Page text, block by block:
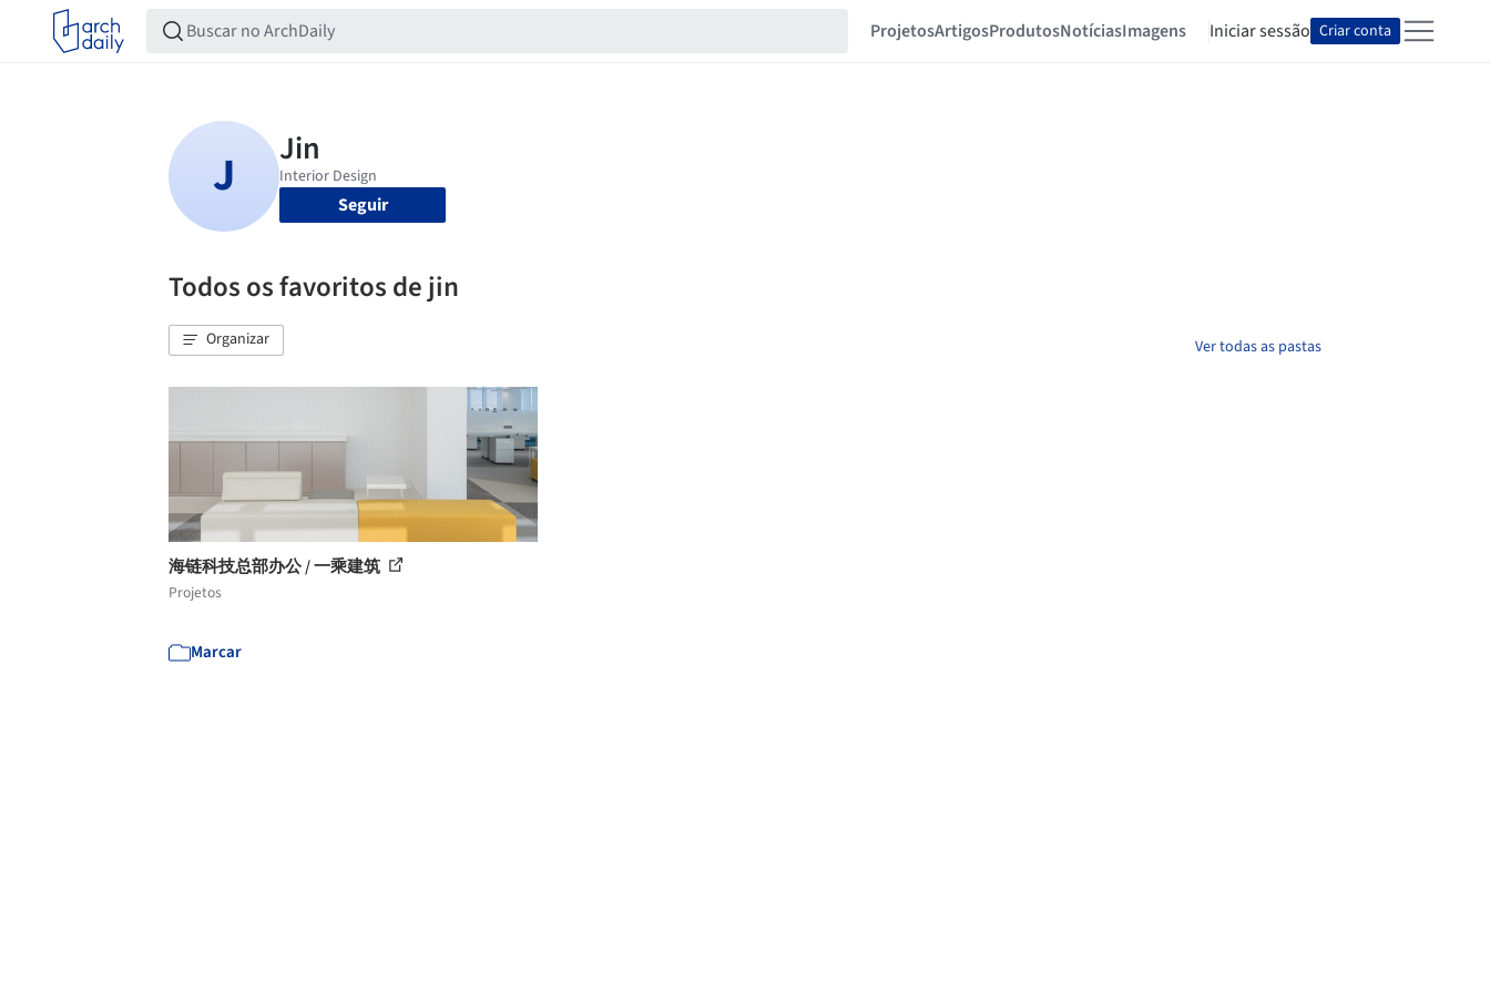
ProjetosArtigosProdutosNotíciasImagens Iniciar sessão Criar conta
Seguir
Todos os favoritos de jin
Organizar Ver todas as pastas
海链科技总部办公 / 一乘建筑
Projetos
Marcar